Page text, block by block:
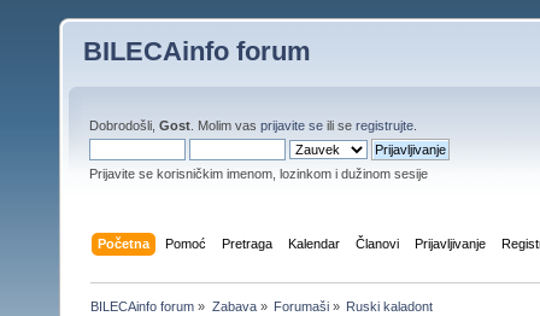
BILECAinfo forum
Dobrodošli, Gost . Molim vas prijavite se ili se registrujte
Prijavite se korisničkim imenom, lozinkom i dužinom sesije
Početna Pomoć Pretraga Kalendar Članovi Prijavljivanje
BILECAinfo forum » Zabava» Forumaši» Ruski kaladont